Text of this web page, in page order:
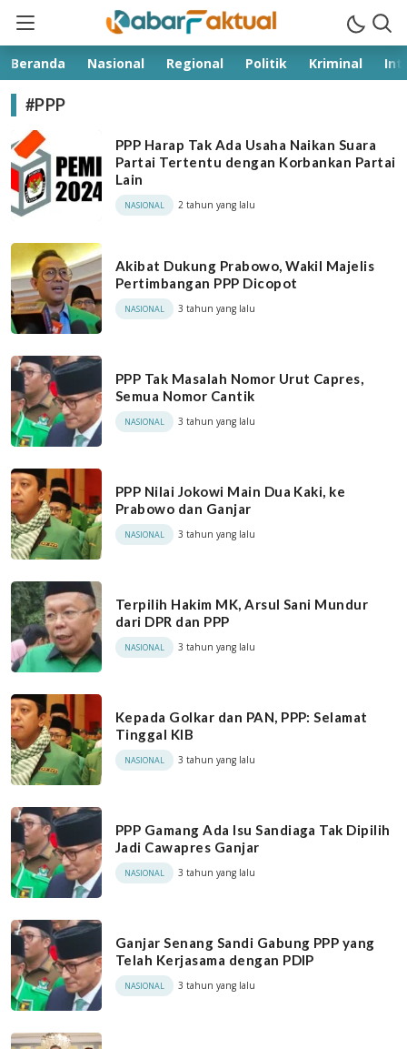
kabarfaktual.com
Terpercaya
Beranda Nasional Regional Politik Kriminal
#PPP
PPP Harap Tak Ada Usaha Naikan Suara
Partai Tertentu dengan Korbankan Partai
Lain
NASIONAL 2 tahun yang lalu
Akibat Dukung Prabowo, Wakil Majelis
Pertimbangan PPP Dicopot
NASIONAL 3 tahun yang lalu
PPP Tak Masalah Nomor Urut Capres,
Semua Nomor Cantik
NASIONAL 3 tahun yang lalu
PPP Nilai Jokowi Main Dua Kaki, ke
Prabowo dan Ganjar
NASIONAL 3 tahun yang lalu
Terpilih Hakim MK, Arsul Sani Mundur
dari DPR dan PPP
NASIONAL 3 tahun yang lalu
Kepada Golkar dan PAN, PPP: Selamat
Tinggal KIB
NASIONAL 3 tahun yang lalu
PPP Gamang Ada Isu Sandiaga Tak Dipilih
Jadi Cawapres Ganjar
NASIONAL 3 tahun yang lalu
Ganjar Senang Sandi Gabung PPP yang
Telah Kerjasama dengan PDIP
NASIONAL 3 tahun yang lalu